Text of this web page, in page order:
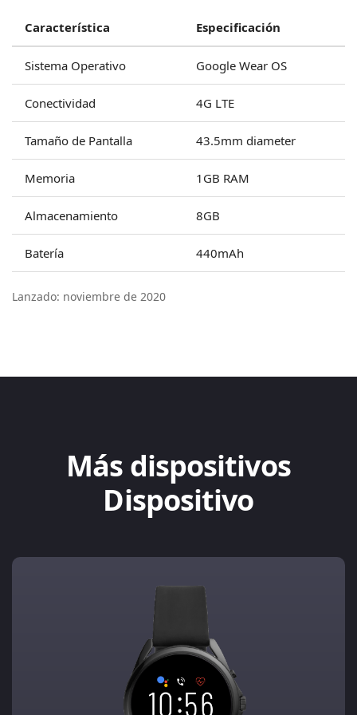
Característica Especificación
Sistema Operativo Google Wear OS
Conectividad 4G LTE
Tamaño de Pantalla 43.5mm diameter
Memoria 1GB RAM
Almacenamiento 8GB
Batería 440mAh
Lanzado: noviembre de 2020
Más dispositivos
Dispositivo